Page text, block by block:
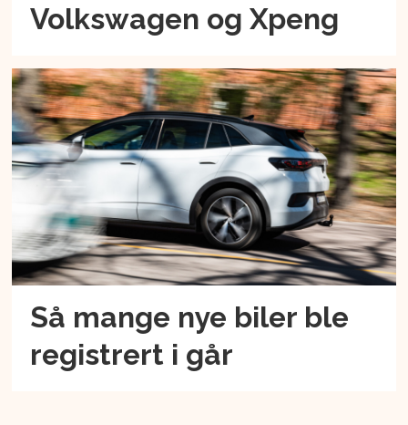
Volkswagen og Xpeng
Så mange nye biler ble
registrert i går